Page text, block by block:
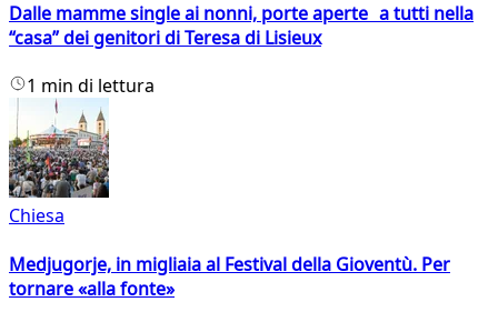
Dalle mamme single ai nonni, porte aperte a tutti nella
“casa” dei genitori di Teresa di Lisieux
1 min di lettura
Chiesa
Medjugorje, in migliaia al Festival della Gioventù. Per
tornare «alla fonte»